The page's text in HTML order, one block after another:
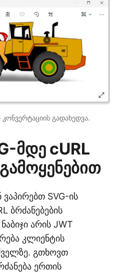
გადახედვა.
მდე cURL
SVG-ის
ბრძანებების
არის JWT
კლიენტის
გთხოვთ
ერთის